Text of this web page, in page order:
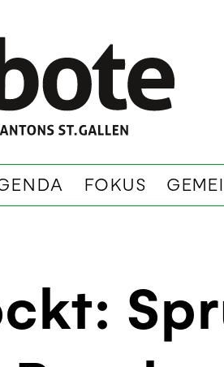
FOKUS